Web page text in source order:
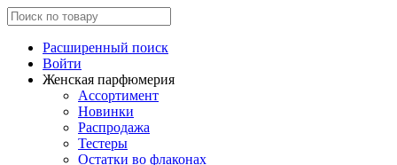
Расширенный поиск
Войти
Женская парфюмерия
Ассортимент
Новинки
Распродажа
Тестеры
Остатки во флаконах